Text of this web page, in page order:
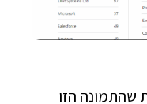
שהתמונה הזו